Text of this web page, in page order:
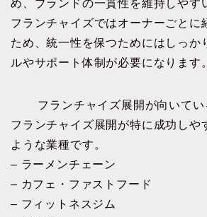
め、ブランドの一貫性を維持しやす
フランチャイズではオーナーごとに
ため、統一性を保つためにはしっか
ルやサポート体制が必要になります。
フランチャイズ展開が向いて
フランチャイズ展開が特に成功しや
ような業種です。
– ラーメンチェーン
– カフェ・ファストフード
– フィットネスジム